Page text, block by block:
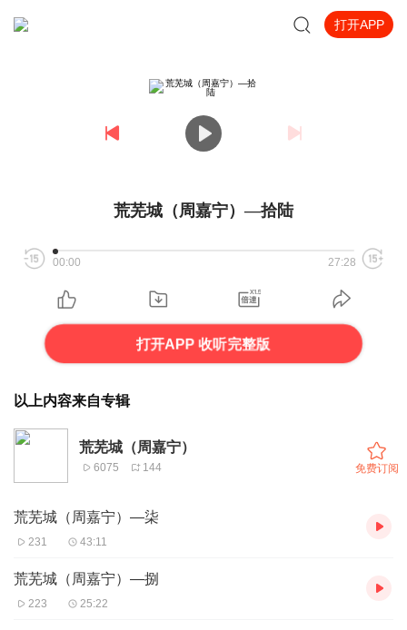
打开APP
荒芜城（周嘉宁）—拾陆
00:00 27:28
打开APP 收听完整版
以上内容来自专辑
荒芜城（周嘉宁）
6075 144 免费订阅
荒芜城（周嘉宁）—柒
231 43:11
荒芜城（周嘉宁）—捌
223 25:22